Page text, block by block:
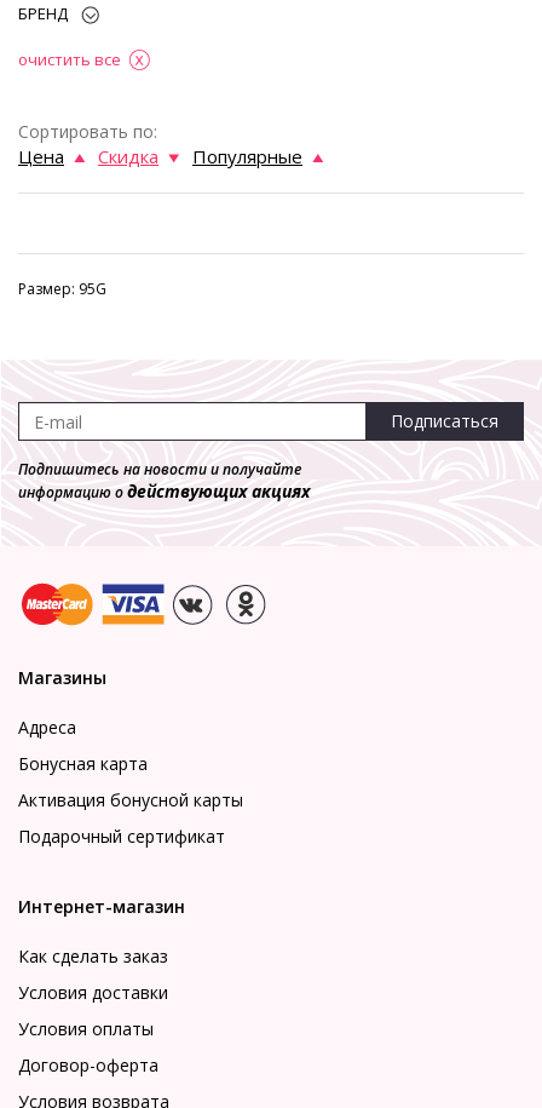
БРЕНД
очистить все
Сортировать по:
Цена Скидка Популярные
Размер: 95G
Подписаться
Подпишитесь на новости и получайте
информацию одействующих акциях
Магазины
Адреса
Бонусная карта
Активация бонусной карты
Подарочный сертификат
Интернет-магазин
Как сделать заказ
Условия доставки
Условия оплаты
Договор-оферта
Условия возврата